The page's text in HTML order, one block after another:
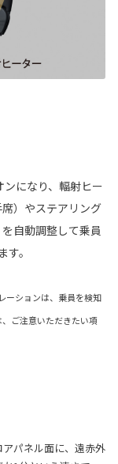
になり、輻射ヒー
）やステアリング
自動調整して乗員
。
ーションは、乗員を検知
ご注意いただきたい項
パネル面に、遠赤外